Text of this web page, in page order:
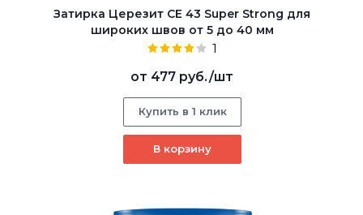
Затирка Церезит CE 43 Super Strong для
широких швов от 5 до 40 мм
1
от 477 руб./шт
Купить в 1 клик
В корзину